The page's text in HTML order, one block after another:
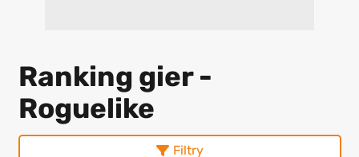
Ranking gier -
Roguelike
Filtry